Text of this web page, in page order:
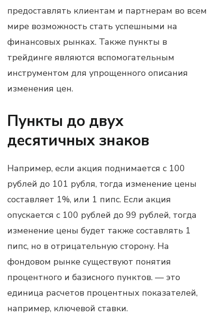
предоставлять клиентам и партнерам во всем
мире возможность стать успешными на
финансовых рынках. Также пункты в
трейдинге являются вспомогательным
инструментом для упрощенного описания
изменения цен.
Пункты до двух
десятичных знаков
Например, если акция поднимается с 100
рублей до 101 рубля, тогда изменение цены
составляет 1%, или 1 пипс. Если акция
опускается с 100 рублей до 99 рублей, тогда
изменение цены будет также составлять 1
пипс, но в отрицательную сторону. На
фондовом рынке существуют понятия
процентного и базисного пунктов. — это
единица расчетов процентных показателей,
например, ключевой ставки.